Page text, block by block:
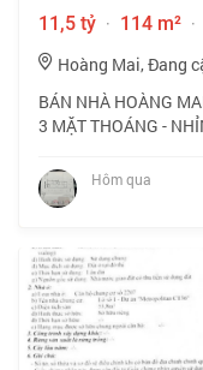
11,5 tỷ · 114 m² ·
Hoàng Mai, Đang
BÁN NHÀ HOÀNG
3 MẶT THOÁNG -
chợ đầu mối phía
Hôm qua